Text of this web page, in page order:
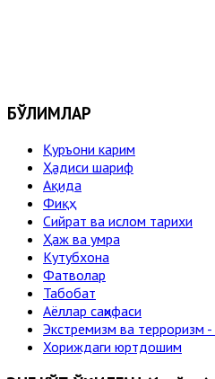
БЎЛИМЛАР
Қуръони карим
Ҳадиси шариф
Ақида
Фиқҳ
Сийрат ва ислом тарихи
Ҳаж ва умра
Кутубхона
Фатволар
Табобат
Аёллар саҳифаси
Экстремизм ва терроризм
Хориждаги юртдошим